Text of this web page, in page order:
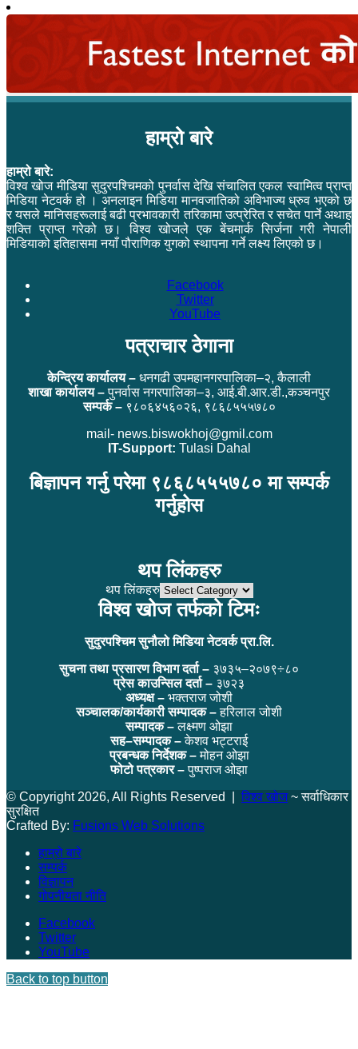
हाम्रो बारे
हाम्रो बारे:
विश्व खोज मीडिया सुदुरपश्चिमको पुनर्वास देखि संचालित एकल स्वामित्व प्राप्त
मिडिया नेटवर्क हो । अनलाइन मिडिया मानवजातिको अविभाज्य ध्रुव भएको छ
र यसले मानिसहरूलाई बढी प्रभावकारी तरिकामा उत्प्रेरित र सचेत पार्ने अथाह
शक्ति प्राप्त गरेको छ। विश्व खोजले एक बेंचमार्क सिर्जना गरी नेपाली
मिडियाको इतिहासमा नयाँ पौराणिक युगको स्थापना गर्ने लक्ष्य लिएको छ।
Facebook
Twitter
YouTube
पत्राचार ठेगाना
केन्द्रिय कार्यालय – धनगढी उपमहानगरपालिका–२, कैलाली
शाखा कार्यालय –पुनर्वास नगरपालिका–३, आई.बी.आर.डी.,कञ्चनपुर
सम्पर्क –९८०६४५६०२६, ९८६८५५५७८०
mail- news.biswokhoj@gmil.com
IT-Support: Tulasi Dahal
बिज्ञापन गर्नु परेमा ९८६८५५५७८० मा सम्पर्क
गर्नुहोस
थप लिंकहरु
थप लिंकहरु
विश्व खोज तर्फको टिमः
सुदुरपश्चिम सुनौलो मिडिया नेटवर्क प्रा.लि.
सुचना तथा प्रसारण विभाग दर्ता – ३७३५–२०७९÷८०
प्रेस काउन्सिल दर्ता – ३७२३
अध्यक्ष – भक्तराज जोशी
सञ्चालक/कार्यकारी सम्पादक –हरिलाल जोशी
सम्पादक –लक्ष्मण ओझा
सह–सम्पादक –केशव भट्टराई
प्रबन्धक निर्देशक –मोहन ओझा
फोटो पत्रकार –पुष्पराज ओझा
© Copyright 2026, All Rights Reserved | विश्व खोज~ सर्वाधिकार
सुरक्षित
Crafted By: Fusions Web Solutions
हाम्रो बारे
सम्पर्क
विज्ञापन
गोपनीयता नीति
Facebook
Twitter
YouTube
Back to top button